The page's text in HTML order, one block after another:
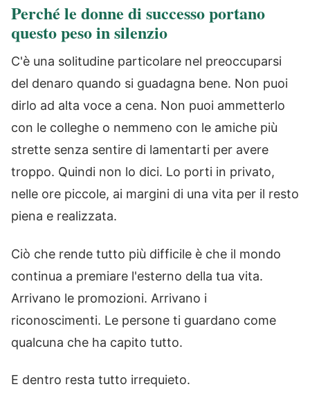
Perché le donne di successo portano
questo peso in silenzio
C'è una solitudine particolare nel preoccuparsi
del denaro quando si guadagna bene. Non puoi
dirlo ad alta voce a cena. Non puoi ammetterlo
con le colleghe o nemmeno con le amiche più
strette senza sentire di lamentarti per avere
troppo. Quindi non lo dici. Lo porti in privato,
nelle ore piccole, ai margini di una vita per il resto
piena e realizzata.
Ciò che rende tutto più difficile è che il mondo
continua a premiare l'esterno della tua vita.
Arrivano le promozioni. Arrivano i
riconoscimenti. Le persone ti guardano come
qualcuna che ha capito tutto.
E dentro resta tutto irrequieto.